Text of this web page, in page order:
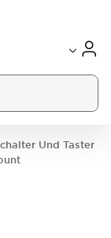
Und Taster